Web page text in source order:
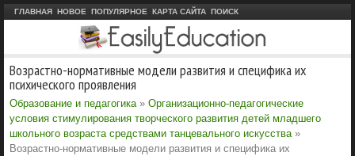
ГЛАВНАЯ НОВОЕ ПОПУЛЯРНОЕ КАРТА САЙТА ПОИСК
Возрастно-нормативные модели развития и специфика их
психического проявления
Образование и педагогика » Организационно-педагогические
условия стимулирования творческого развития детей младшего
школьного возраста средствами танцевального искусства »
Возрастно-нормативные модели развития и специфика их